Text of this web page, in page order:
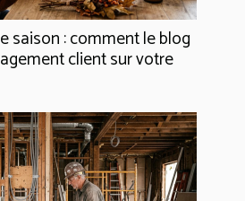
saison : comment le blog
client sur votre